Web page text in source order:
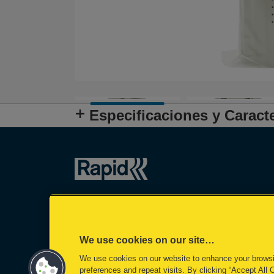
Especificaciones y
We use cookies on our site…
We use cookies on our website to enhance your
preferences and repeat visits. By clicking “Accept All